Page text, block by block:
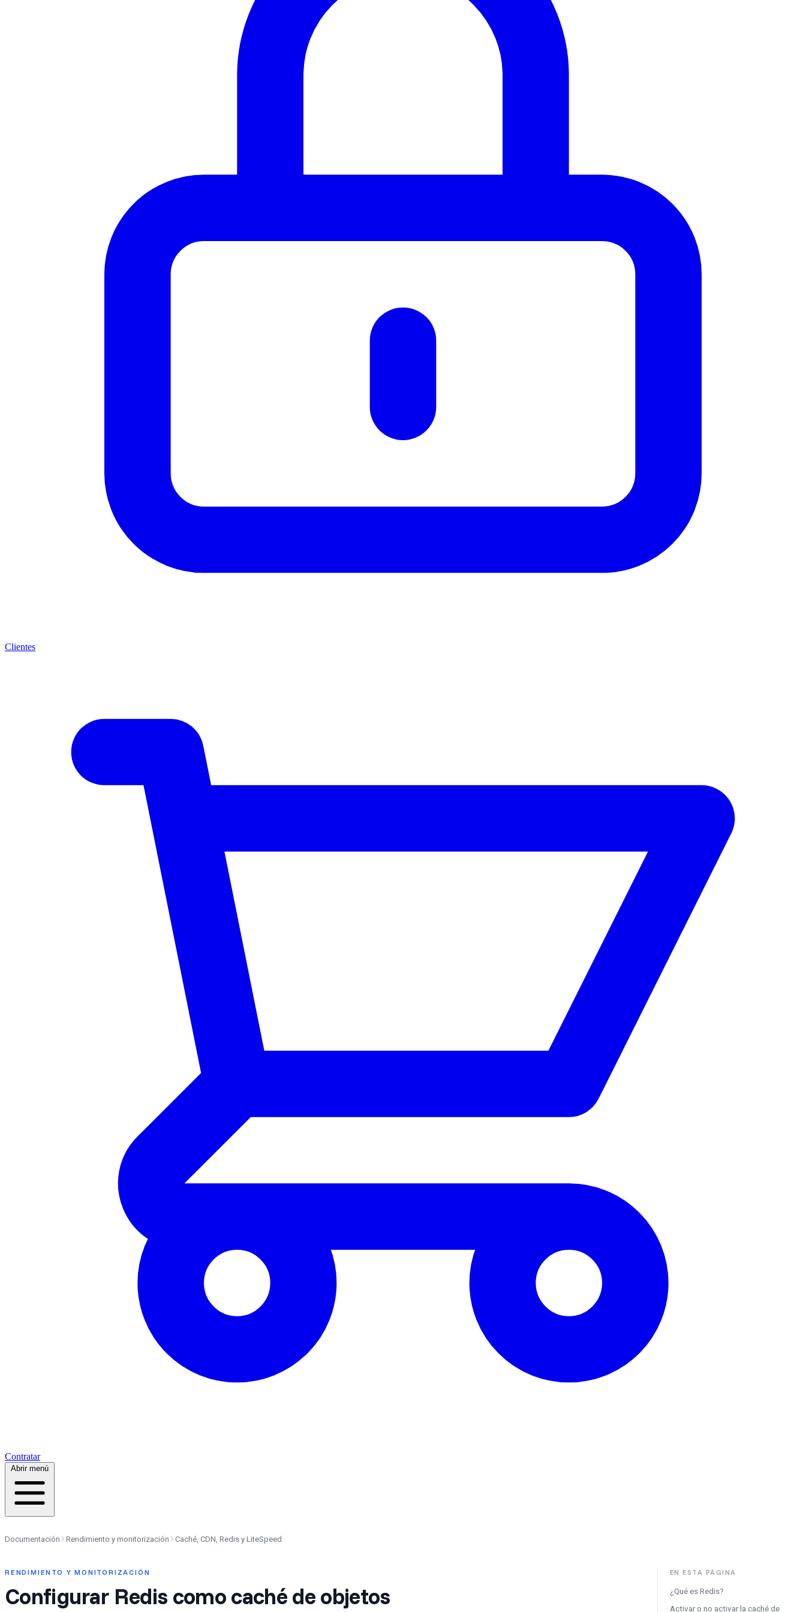
Clientes
Contratar
Abrir menú
Documentación Rendimiento y monitorización Caché, CDN, Redis y LiteSpeed
RENDIMIENTO Y MONITORIZACIÓN
Configurar Redis como caché de objetos
EN ESTA PÁGINA
¿Qué es Redis?
Activar o no activar la caché de